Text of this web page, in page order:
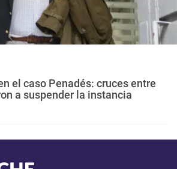
el caso Penadés: cruces entre
a suspender la instancia